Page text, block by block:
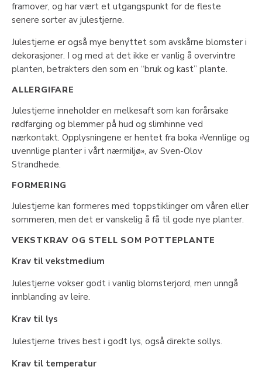
framover, og har vært et utgangspunkt for de fleste
senere sorter av julestjerne.
Julestjerne er også mye benyttet som avskårne blomster i
dekorasjoner. I og med at det ikke er vanlig å overvintre
planten, betrakters den som en “bruk og kast” plante.
ALLERGIFARE
Julestjerne inneholder en melkesaft som kan forårsake
rødfarging og blemmer på hud og slimhinne ved
nærkontakt. Opplysningene er hentet fra boka «Vennlige og
uvennlige planter i vårt nærmiljø», av Sven-Olov
Strandhede.
FORMERING
Julestjerne kan formeres med toppstiklinger om våren eller
sommeren, men det er vanskelig å få til gode nye planter.
VEKSTKRAV OG STELL SOM POTTEPLANTE
Krav til vekstmedium
Julestjerne vokser godt i vanlig blomsterjord, men unngå
innblanding av leire.
Krav til lys
Julestjerne trives best i godt lys, også direkte sollys.
Krav til temperatur